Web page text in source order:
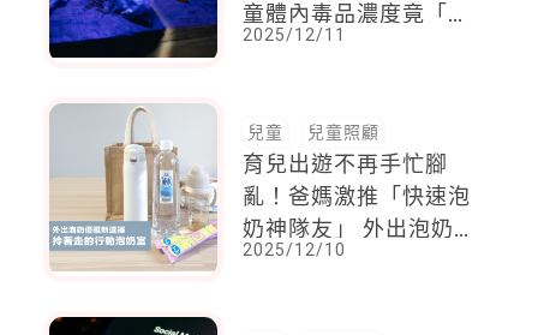
童體內毒品濃度竟「破
萬」
2025/12/11
兒童 兒童照顧
育兒出遊不再手忙腳
亂！爸媽激推「快速泡
奶神隊友」 外出泡奶
優雅新選擇
2025/12/10